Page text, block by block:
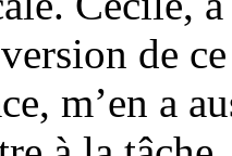
de
m’en a